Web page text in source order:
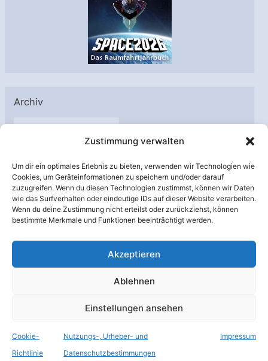
Zustimmung verwalten
Um dir ein optimales Erlebnis zu bieten, verwenden wir Technologien wie
Cookies, um Geräteinformationen zu speichern und/oder darauf
zuzugreifen. Wenn du diesen Technologien zustimmst, können wir Daten
wie das Surfverhalten oder eindeutige IDs auf dieser Website verarbeiten.
Wenn du deine Zustimmung nicht erteilst oder zurückziehst, können
bestimmte Merkmale und Funktionen beeinträchtigt werden.
Akzeptieren
Ablehnen
Einstellungen ansehen
Cookie-
Richtlinie
Nutzungs-, Urheber- und
Datenschutzbestimmungen
Impressum
Archiv
A
h
i
v
Unterstützt von:
© Raumfahrer Net e.V. 2026